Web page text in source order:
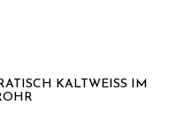
KALTWEISS IM G